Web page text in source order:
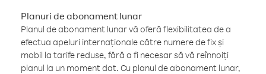
Planuri de abonament lunar
Planul de abonament lunar vă oferă flexibilitatea de a
efectua apeluri internaționale către numere de fix și
mobil la tarife reduse, fără a fi necesar să vă reînnoiți
planul la un moment dat. Cu planul de abonament lunar,